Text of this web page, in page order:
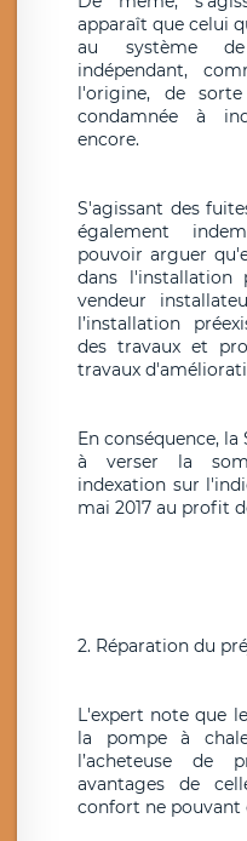
apparaît que celui
au système
indépendant,
l'origine, de
condamnée à
encore.
S'agissant des
également
pouvoir arguer
dans l'installation
vendeur
l’installation
des travaux et
travaux
En conséquence, la
à verser la
indexation sur
mai 2017 au profit
2. Réparation du
L'expert note que
la pompe à
l’acheteuse de
avantages de
confort ne pouvant